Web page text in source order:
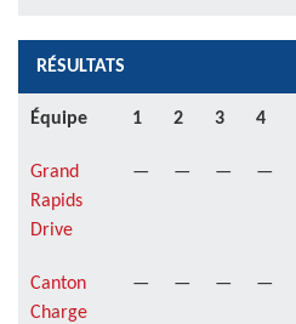
RÉSULTATS
Équipe 1 2 3 4
Grand
Rapids
Drive
— — — —
Canton
Charge
— — — —